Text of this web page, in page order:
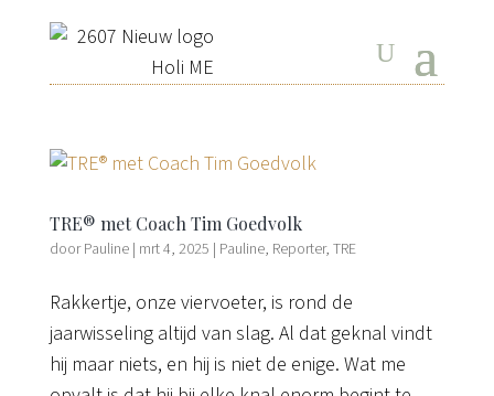
TRE® met Coach Tim Goedvolk
doorPauline| mrt 4, 2025 | Pauline, Reporter, TRE
Rakkertje, onze viervoeter, is rond de
jaarwisseling altijd van slag. Al dat geknal vindt
hij maar niets, en hij is niet de enige. Wat me